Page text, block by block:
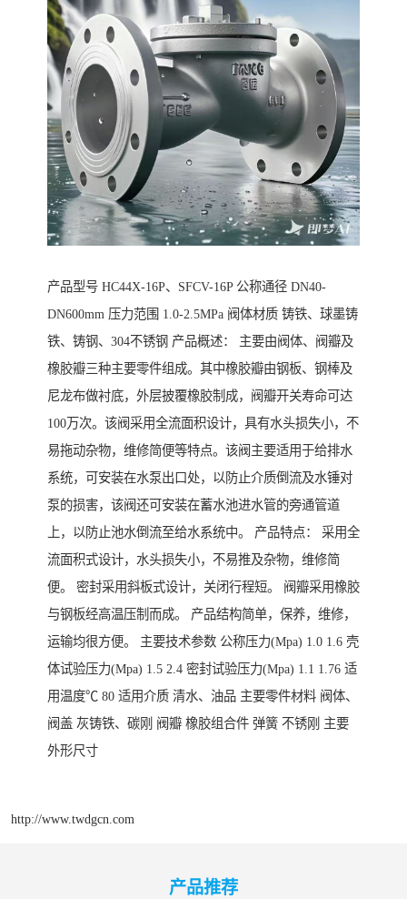
产品型号 HC44X-16P、SFCV-16P 公称通径 DN40-
DN600mm 压力范围 1.0-2.5MPa 阀体材质 铸铁、球墨铸
铁、铸钢、304不锈钢 产品概述： 主要由阀体、阀瓣及
橡胶瓣三种主要零件组成。其中橡胶瓣由钢板、钢棒及
尼龙布做衬底，外层披覆橡胶制成，阀瓣开关寿命可达
100万次。该阀采用全流面积设计，具有水头损失小，不
易拖动杂物，维修简便等特点。该阀主要适用于给排水
系统，可安装在水泵出口处，以防止介质倒流及水锤对
泵的损害，该阀还可安装在蓄水池进水管的旁通管道
上，以防止池水倒流至给水系统中。 产品特点： 采用全
流面积式设计，水头损失小，不易推及杂物，维修简
便。 密封采用斜板式设计，关闭行程短。 阀瓣采用橡胶
与钢板经高温压制而成。 产品结构简单，保养，维修，
运输均很方便。 主要技术参数 公称压力(Mpa) 1.0 1.6 壳
体试验压力(Mpa) 1.5 2.4 密封试验压力(Mpa) 1.1 1.76 适
用温度℃ 80 适用介质 清水、油品 主要零件材料 阀体、
阀盖 灰铸铁、碳刚 阀瓣 橡胶组合件 弹簧 不锈刚 主要
外形尺寸
http://www.twdgcn.com
产品推荐